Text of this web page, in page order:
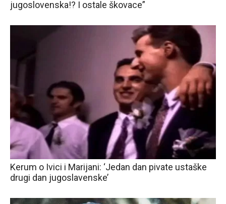
jugoslovenska!? I ostale škovace”
Kerum o Ivici i Marijani: ‘Jedan dan pivate ustaške
drugi dan jugoslavenske’